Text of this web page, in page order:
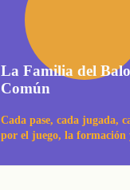
La Familia del
Común
Cada pase, cada jugada,
por el juego, la formación